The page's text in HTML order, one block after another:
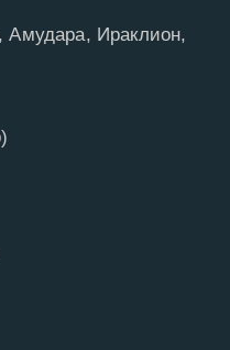
Ираклион,